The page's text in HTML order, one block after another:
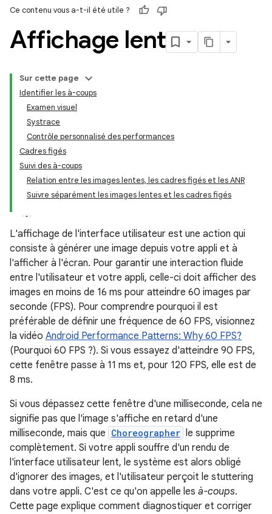
Ce contenu vous a-t-il été utile ?
Affichage lent
Sur cette page
Identifier les à-coups
Examen visuel
Systrace
Contrôle personnalisé des performances
Cadres figés
Suivi des à-coups
Relation entre les images lentes, les cadres figés et les ANR
Suivre séparément les images lentes et les cadres figés
L'affichage de l'interface utilisateur est une action qui
consiste à générer une image depuis votre appli et à
l'afficher à l'écran. Pour garantir une interaction fluide
entre l'utilisateur et votre appli, celle-ci doit afficher des
images en moins de 16 ms pour atteindre 60 images par
seconde (FPS). Pour comprendre pourquoi il est
préférable de définir une fréquence de 60 FPS, visionnez
la vidéo Android Performance Patterns: Why 60 FPS?
(Pourquoi 60 FPS ?). Si vous essayez d'atteindre 90 FPS,
cette fenêtre passe à 11 ms et, pour 120 FPS, elle est de
8 ms.
Si vous dépassez cette fenêtre d'une milliseconde, cela ne
signifie pas que l'image s'affiche en retard d'une
milliseconde, mais que Choreographer le supprime
complètement. Si votre appli souffre d'un rendu de
l'interface utilisateur lent, le système est alors obligé
d'ignorer des images, et l'utilisateur perçoit le stuttering
dans votre appli. C'est ce qu'on appelle les à-coups.
Cette page explique comment diagnostiquer et corriger